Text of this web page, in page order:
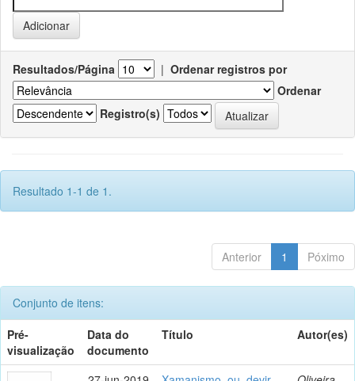
Resultados/Página | Ordenar registros por
Ordenar
Registro(s)
Resultado 1-1 de 1.
Anterior 1 Póximo
Conjunto de itens:
Pré-
visualização
Data do
documento
Título Autor(es)